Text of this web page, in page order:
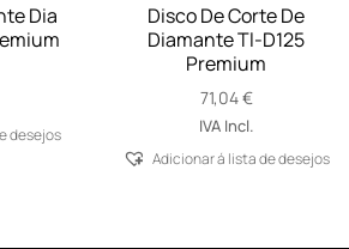
Dia
desejos
Disco De Corte De
Diamante Tl-D125
Premium
71,04€
IVA Incl.
Adicionar á lista de desejos